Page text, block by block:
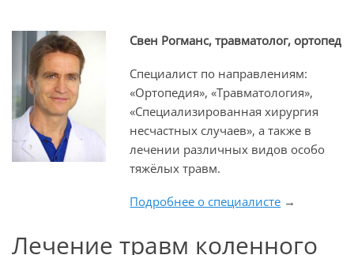
Свен Рогманс, травматолог, ортопед
Специалист по направлениям:
«Ортопедия», «Травматология»,
«Специализированная хирургия
несчастных случаев», а также в
лечении различных видов особо
тяжёлых травм.
Подробнее о специалисте →
Лечение травм коленного